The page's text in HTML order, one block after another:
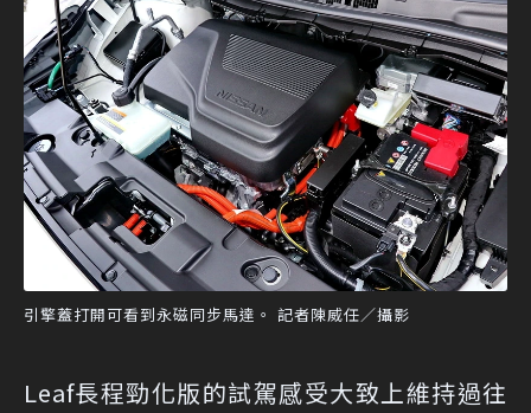
引擎蓋打開可看到永磁同步馬達。 記者陳威任／攝影
Leaf長程勁化版的試駕感受大致上維持過往